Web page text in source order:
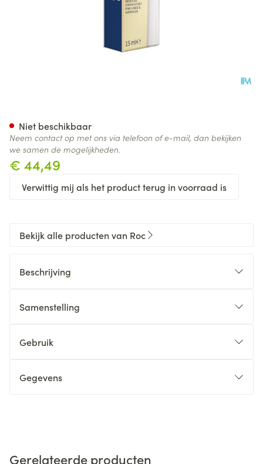
€ 44,49
Verwittig mij als het product terug in voorraad is
Niet beschikbaar
Neem contact op met ons via telefoon of e-mail, dan bekijken
we samen de mogelijkheden.
Bekijk alle producten van Roc
Beschrijving
Samenstelling
Gebruik
Gegevens
Gerelateerde producten